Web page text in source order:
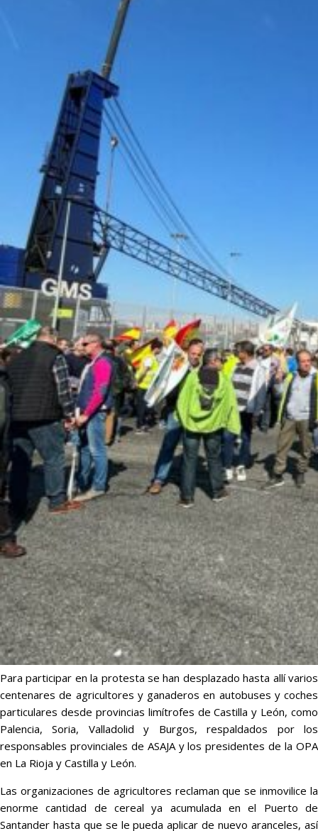
Para participar en la protesta se han desplazado hasta allí varios
centenares de agricultores y ganaderos en autobuses y coches
particulares desde provincias limítrofes de Castilla y León, como
Palencia, Soria, Valladolid y Burgos, respaldados por los
responsables provinciales de ASAJA y los presidentes de la OPA
en La Rioja y Castilla y León.
Las organizaciones de agricultores reclaman que se inmovilice la
enorme cantidad de cereal ya acumulada en el Puerto de
Santander hasta que se le pueda aplicar de nuevo aranceles, así